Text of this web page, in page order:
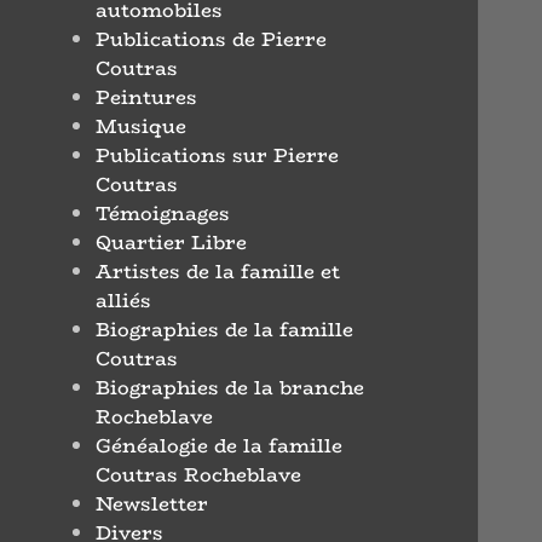
automobiles
Publications de Pierre
Coutras
Peintures
Musique
Publications sur Pierre
Coutras
Témoignages
Quartier Libre
Artistes de la famille et
alliés
Biographies de la famille
Coutras
Biographies de la branche
Rocheblave
Généalogie de la famille
Coutras Rocheblave
Newsletter
Divers